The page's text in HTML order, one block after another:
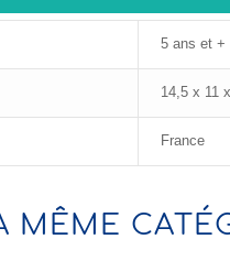
5 ans et +
14,5 x 11
France
MÊME